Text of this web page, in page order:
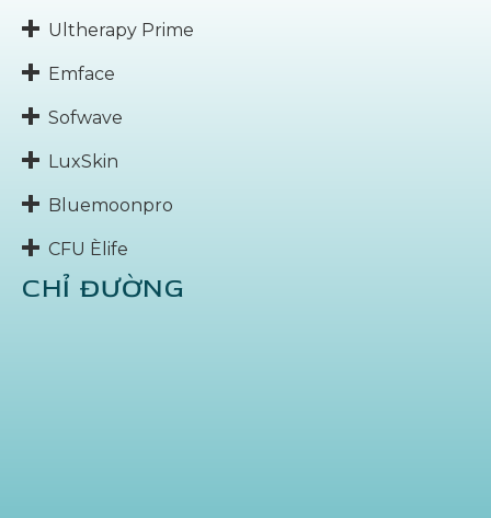
Ultherapy Prime
Emface
Sofwave
LuxSkin
Bluemoonpro
CFU Èlife
CHỈ ĐƯỜNG